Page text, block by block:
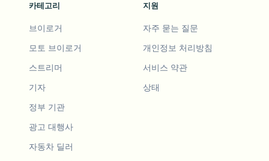
카테고리
브이로거
모토 브이로거
스트리머
기자
정부 기관
광고 대행사
자동차 딜러
지원
자주 묻는 질문
개인정보 처리방침
서비스 약관
상태